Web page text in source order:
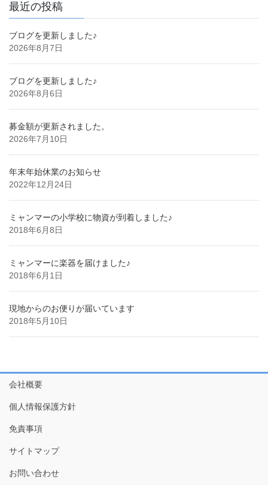
最近の投稿
ブログを更新しました♪
2026年8月7日
ブログを更新しました♪
2026年8月6日
募金額が更新されました。
2026年7月10日
年末年始休業のお知らせ
2022年12月24日
ミャンマーの小学校に物資が到着しました♪
2018年6月8日
ミャンマーに楽器を届けました♪
2018年6月1日
現地からのお便りが届いています
2018年5月10日
会社概要
個人情報保護方針
免責事項
サイトマップ
お問い合わせ